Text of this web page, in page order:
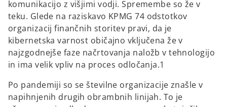
komunikacijo z višjimi vodji. Spremembe so že v
teku. Glede na raziskavo KPMG 74 odstotkov
organizacij finančnih storitev pravi, da je
kibernetska varnost običajno vključena že v
najzgodnejše faze načrtovanja naložb v tehnologijo
in ima velik vpliv na proces odločanja.1
Po pandemiji so se številne organizacije znašle v
napihnjenih drugih obrambnih linijah. To je